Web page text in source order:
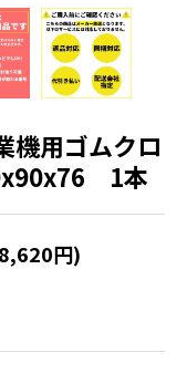
機用ゴムクロ
1本
円)